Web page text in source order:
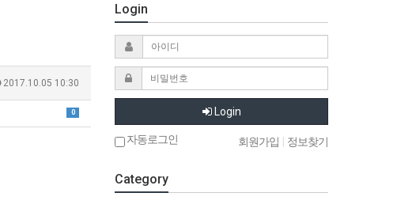
2017.10.05 10:30
0
Login
Login
자동로그인 회원가입 정보찾기
Category